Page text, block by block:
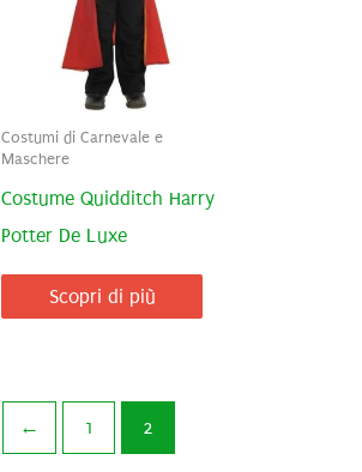
Costumi di Carnevale e
Maschere
Costume Quidditch Harry
Potter De Luxe
Scopri di più
← 1 2